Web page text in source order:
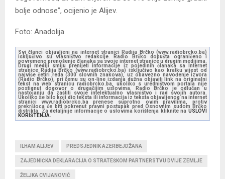
bolje odnose”, ocijenio je Alijev.
Foto: Anadolija
Svi članci objavljeni na internet stranici Radija Brčko (www.radiobrcko.ba)
isključivo su vlasništvo redakcije. Radio Brčko dopušta ograničeno i
povremeno prenošenje članaka sa svoje internet stranice u drugim medijima.
Drugi mediji smiju prenijeti informacije iz pojedinih članaka sa Internet
stranice Radija Brčko (www.radiobrcko.ba) isključivo kao kratku vijest od
najviše četiri reda (300 slovnih znakova), uz obavezno navođenje izvora
(Radio Brčko), pri čemu su on-line izdanja dužna objaviti link na originalni
tekst na web stranicu radiobrcko.ba, ukoliko s uredništvom portala nije
postignut dogovor o drugačijim uslovima. Radio Brčko je odlučan u
nastojanju da zaštiti svoje intelektualno vlasništvo i rad svojih autora.
Ukoliko se bilo koji dio teksta ili informacija iz teksta objavljenog na internet
stranici www.radiobrcko.ba prenese suprotno ovim pravilima, protiv
prekršioca će biti pokrenut pravni postupak pred Osnovnim sudom Brčko
distrikta. Za detaljnije informacije o uslovima korištenja kliknite na USLOVI
KORIŠTENJA.
ILHAM ALIJEV PREDSJEDNIK AZERBEJDŽANA
ZAJEDNIČKA DEKLARACIJA O STRATEŠKOM PARTNERSTVU DVIJE ZEMLJE
ŽELJKA CVIJANOVIĆ